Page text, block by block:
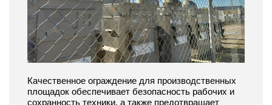
Качественное ограждение для производственных
площадок обеспечивает безопасность рабочих и
сохранность техники, а также предотвращает